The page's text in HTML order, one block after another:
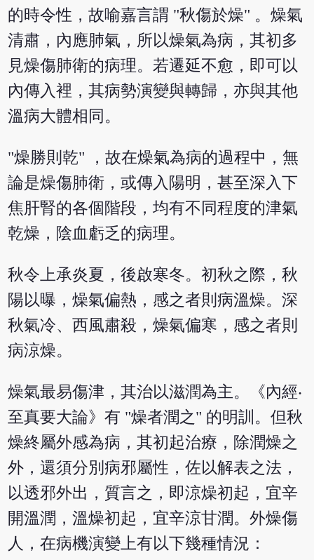
的時令性，故喻嘉言謂 "秋傷於燥" 。燥氣
清肅，內應肺氣，所以燥氣為病，其初多
見燥傷肺衛的病理。若遷延不愈，即可以
內傳入裡，其病勢演變與轉歸，亦與其他
溫病大體相同。
"燥勝則乾" ，故在燥氣為病的過程中，無
論是燥傷肺衛，或傳入陽明，甚至深入下
焦肝腎的各個階段，均有不同程度的津氣
乾燥，陰血虧乏的病理。
秋令上承炎夏，後啟寒冬。初秋之際，秋
陽以曝，燥氣偏熱，感之者則病溫燥。深
秋氣冷、西風肅殺，燥氣偏寒，感之者則
病涼燥。
燥氣最易傷津，其治以滋潤為主。《內經‧
至真要大論》有 "燥者潤之" 的明訓。但秋
燥終屬外感為病，其初起治療，除潤燥之
外，還須分別病邪屬性，佐以解表之法，
以透邪外出，質言之，即涼燥初起，宜辛
開溫潤，溫燥初起，宜辛涼甘潤。外燥傷
人，在病機演變上有以下幾種情況：